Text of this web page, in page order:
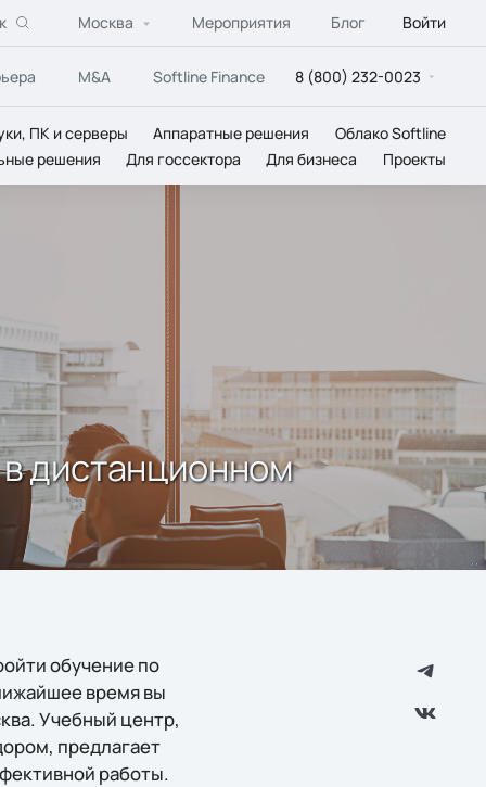
Москва Мероприятия Блог Войти
M&A Softline Finance 8 (800) 232-0023
ПК и серверы Аппаратные решения
Облако Softline
решения Для госсектора Для бизнеса Проекты
дистанционном
обучение по
время вы
Учебный центр,
предлагает
работы.